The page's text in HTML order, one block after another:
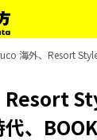
海外、Resort
Resort
、